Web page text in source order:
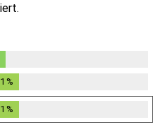
1 %
1 %